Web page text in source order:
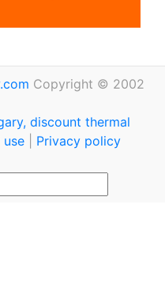
Copyright © 2002
discount thermal
Privacy policy